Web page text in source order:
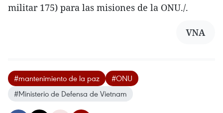
militar 175) para las misiones de la ONU./.
VNA
#mantenimiento de la paz
#ONU
#Ministerio de Defensa de Vietnam